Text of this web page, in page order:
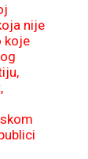
nije
koje